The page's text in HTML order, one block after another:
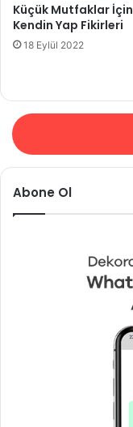
Küçük Mutfaklar İçin
Kendin Yap Fikirleri
18 Eylül 2022
Abone Ol